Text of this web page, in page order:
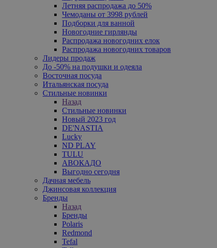
Летняя распродажа до 50%
Чемоданы от 3998 рублей
Подборки для ванной
Новогодние гирлянды
Распродажа новогодних елок
Распродажа новогодних товаров
Лидеры продаж
До -50% на подушки и одеяла
Восточная посуда
Итальянская посуда
Стильные новинки
Назад
Стильные новинки
Новый 2023 год
DE'NASTIA
Lucky
ND PLAY
TULU
АВОКАДО
Выгодно сегодня
Дачная мебель
Джинсовая коллекция
Бренды
Назад
Бренды
Polaris
Redmond
Tefal